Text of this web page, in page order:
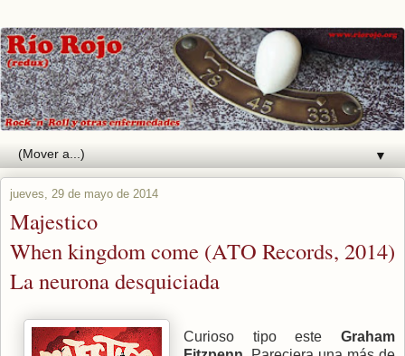
▼
jueves, 29 de mayo de 2014
Majestico
When kingdom come (ATO Records, 2014)
La neurona desquiciada
Curioso tipo este Graham